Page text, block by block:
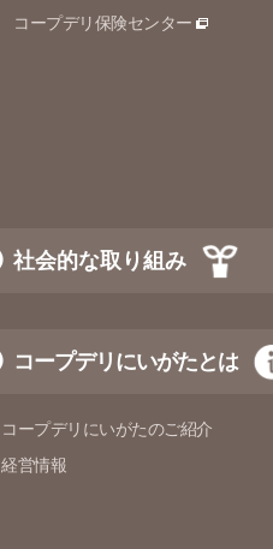
コープデリ保険センター
社会的な取り組み
コープデリにいがたとは
コープデリにいがたのご紹介
経営情報